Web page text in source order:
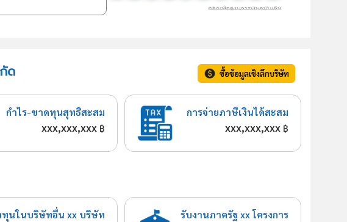
ด ซื้อข้อมูลเชิงลึกบริษัท
กำไร-ขาดทุนสุทธิสะสม
xxx,xxx,xxx ฿
การจ่ายภาษีเงินได้สะสม
xxx,xxx,xxx ฿
ทุนในบริษัทอื่น xx บริษัท รับงานภาครัฐ xx โครงการ